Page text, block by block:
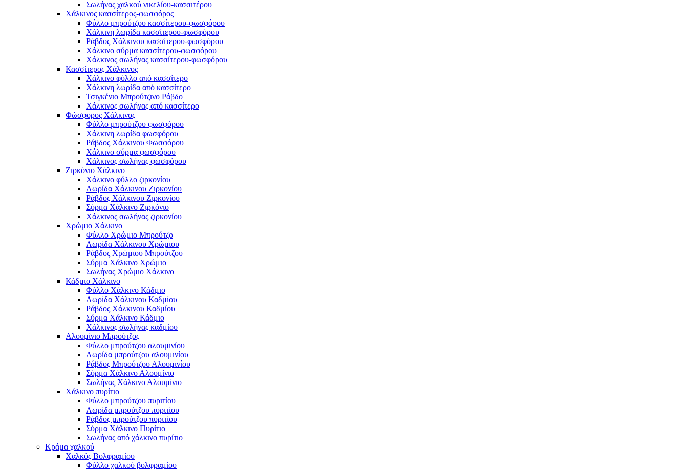
Σωλήνας χαλκού νικελίου-κασσιτέρου
Χάλκινος κασσίτερος-φωσφόρος
Φύλλο μπρούτζου κασσίτερου-φωσφόρου
Χάλκινη λωρίδα κασσίτερου-φωσφόρου
Ράβδος Χάλκινου κασσίτερου-φωσφόρου
Χάλκινο σύρμα κασσίτερου-φωσφόρου
Χάλκινος σωλήνας κασσίτερου-φωσφόρου
Κασσίτερος Χάλκινος
Χάλκινο φύλλο από κασσίτερο
Χάλκινη λωρίδα από κασσίτερο
Τσιγκένιο Μπρούτζινο Ράβδο
Χάλκινος σωλήνας από κασσίτερο
Φώσφορος Χάλκινος
Φύλλο μπρούτζου φωσφόρου
Χάλκινη λωρίδα φωσφόρου
Ράβδος Χάλκινου Φωσφόρου
Χάλκινο σύρμα φωσφόρου
Χάλκινος σωλήνας φωσφόρου
Ζιρκόνιο Χάλκινο
Χάλκινο φύλλο ζιρκονίου
Λωρίδα Χάλκινου Ζιρκονίου
Ράβδος Χάλκινου Ζιρκονίου
Σύρμα Χάλκινο Ζιρκόνιο
Χάλκινος σωλήνας ζιρκονίου
Χρώμιο Χάλκινο
Φύλλο Χρώμιο Μπρούτζο
Λωρίδα Χάλκινου Χρώμιου
Ράβδος Χρώμιου Μπρούτζου
Σύρμα Χάλκινο Χρώμιο
Σωλήνας Χρώμιο Χάλκινο
Κάδμιο Χάλκινο
Φύλλο Χάλκινο Κάδμιο
Λωρίδα Χάλκινου Καδμίου
Ράβδος Χάλκινου Καδμίου
Σύρμα Χάλκινο Κάδμιο
Χάλκινος σωλήνας καδμίου
Αλουμίνιο Μπρούτζος
Φύλλο μπρούτζου αλουμινίου
Λωρίδα μπρούτζου αλουμινίου
Ράβδος Μπρούτζου Αλουμινίου
Σύρμα Χάλκινο Αλουμίνιο
Σωλήνας Χάλκινο Αλουμίνιο
Χάλκινο πυρίτιο
Φύλλο μπρούτζου πυριτίου
Λωρίδα μπρούτζου πυριτίου
Ράβδος μπρούτζου πυριτίου
Σύρμα Χάλκινο Πυρίτιο
Σωλήνας από χάλκινο πυρίτιο
Κράμα χαλκού
Χαλκός Βολφραμίου
Φύλλο χαλκού βολφραμίου